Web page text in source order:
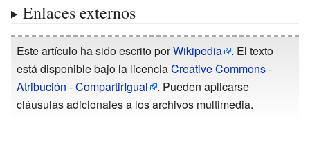
Enlaces externos
Este artículo ha sido escrito porWikipedia
. El texto
está disponible bajo la licenciaCreative Commons -
Atribución - CompartirIgual
. Pueden aplicarse
cláusulas adicionales a los archivos multimedia.